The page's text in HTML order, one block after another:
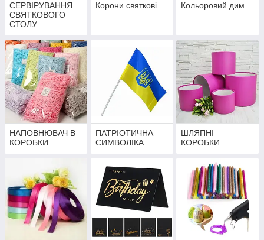
СЕРВІРУВАННЯ
СВЯТКОВОГО
СТОЛУ
Корони святкові Кольоровий дим
НАПОВНЮВАЧ В
КОРОБКИ
ПАТРІОТИЧНА
СИМВОЛІКА
ШЛЯПНІ
КОРОБКИ